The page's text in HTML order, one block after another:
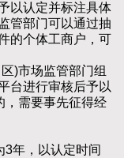
以认定并标注具体
管部门可以通过抽
的个体工商户，可
)市场监管部门组
台进行审核后予以
，需要事先征得经
年，以认定时间